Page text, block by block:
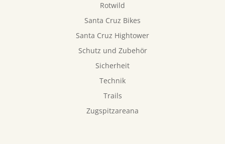
Rotwild
Santa Cruz Bikes
Santa Cruz Hightower
Schutz und Zubehör
Sicherheit
Technik
Trails
Zugspitzareana